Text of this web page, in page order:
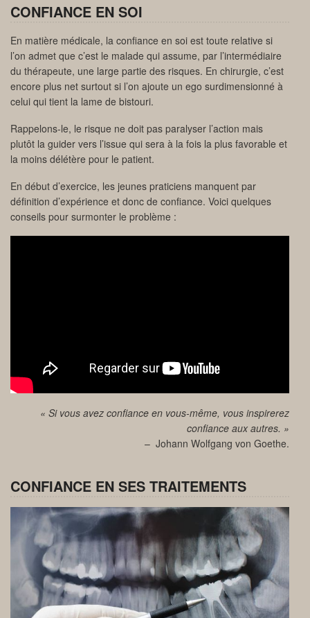
CONFIANCE EN SOI
En matière médicale, la confiance en soi est toute relative si
l’on admet que c’est le malade qui assume, par l’intermédiaire
du thérapeute, une large partie des risques. En chirurgie, c’est
encore plus net surtout si l’on ajoute un ego surdimensionné à
celui qui tient la lame de bistouri.
Rappelons-le, le risque ne doit pas paralyser l’action mais
plutôt la guider vers l’issue qui sera à la fois la plus favorable et
la moins délétère pour le patient.
En début d’exercice, les jeunes praticiens manquent par
définition d’expérience et donc de confiance. Voici quelques
conseils pour surmonter le problème :
« Si vous avez confiance en vous-même, vous inspirerez
confiance aux autres. »
– Johann Wolfgang von Goethe.
CONFIANCE EN SES TRAITEMENTS